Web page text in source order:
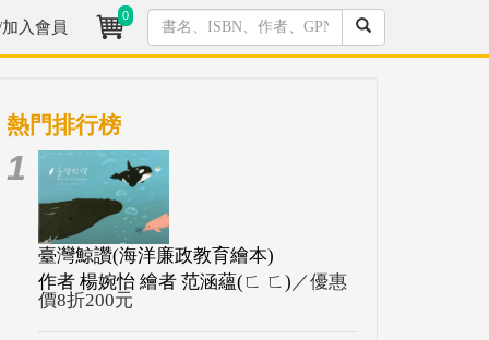
入會員
0
熱門排行榜
1
臺灣鯨讚(海洋廉政教育繪本)
作者 楊婉怡 繪者 范涵蘊(ㄈ ㄈ) ／優惠
價8折200元